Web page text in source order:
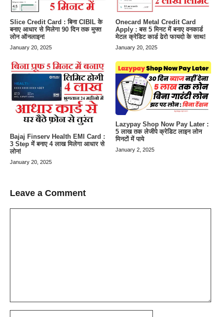
Slice Credit Card : बिना CIBIL के
बनाए आधार से मिलेगा 90 दिन तक मुफ्त
लोन ऑनलाइन!
January 20, 2025
Onecard Metal Credit Card
Apply : बस 5 मिनट में बनाए वनकार्ड
मेटल क्रेडिट कार्ड ढेरो फायदो के साथ!
January 20, 2025
Bajaj Finserv Health EMI Card :
3 Step में बनाए 4 लाख मिलेगा आधार से
लोन!
January 20, 2025
Lazypay Shop Now Pay Later :
5 लाख तक लेजीपे क्रेडिट लाइन लोन
मिनटों में पाये
January 2, 2025
Leave a Comment